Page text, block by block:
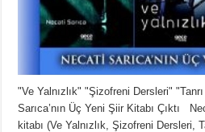
"Ve Yalnızlık" "Şizofreni Dersleri"
Sarıca’nın Üç Yeni Şiir Kitabı Çıktı
kitabı (Ve Yalnızlık, Şizofreni Dersleri,